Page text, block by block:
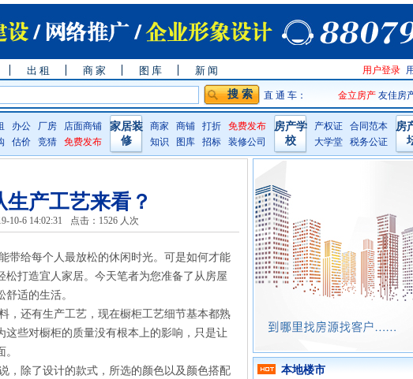
出 租 商 家 图 库 新 闻 用户登录
网手机版
直 通 车： 金立房产 友佳房
办公 厂房
店面商铺
估价 竞猜 免费发布
家居装
修
商家 商铺 打折
免费发布
知识
图库 招标 装修公司
房产学
校
产权证
合同范本
大学堂
税务公证
房
产工艺来看？
10-6 14:02:31 点击： 1526 人次
给每个人最放松的休闲时光。可是如何才能
打造宜人家居。今天笔者为您准备了从房屋
适的生活。
还有生产工艺，现在橱柜工艺细节基本都熟
些对橱柜的质量没有根本上的影响，只是让
除了设计的款式，所选的颜色以及颜色搭配
本地楼市